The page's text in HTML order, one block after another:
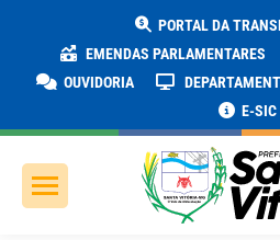
PORTAL DA
EMENDAS PARLAMENTARES
OUVIDORIA
E-SIC